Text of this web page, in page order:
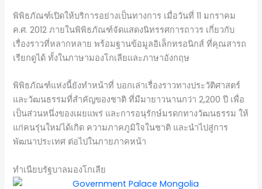
พิพิธภัณฑ์เปิดให้บริการอย่างเป็นทางการ เมื่อวันที่ 11 มกราคม
ค.ศ. 2012 ภายในพิพิธภัณฑ์จัดแสดงนิทรรศการถาวร เกี่ยวกับ
เรื่องราวที่หลากหลาย พร้อมฐานข้อมูลอิเล็กทรอนิกส์ ที่คุณสารถ
เรียกดูได้ ทั้งในภาษามองโกเลียและภาษาอังกฤษ
พิพิธภัณฑ์แห่งนี้ยังทำหน้าที่ บอกเล่าเรื่องราวทางประวัติศาสตร์
และวัฒนธรรมที่สำคัญของชาติ ที่มีมายาวนานกว่า 2,200 ปี เพื่อ
เป็นส่วนหนึ่งของเผยแพร่ และการอนุรักษ์มรดกทางวัฒนธรรม ให้
แก่คนรุ่นใหม่ได้เกิด ความภาคภูมิใจในชาติ และนำไปสู่การ
พัฒนาประเทศ ต่อไปในภายภาคหน้า
ทำเนียบรัฐบาลมองโกเลีย